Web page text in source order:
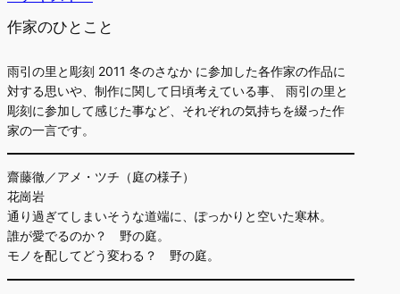
作家のひとこと
雨引の里と彫刻 2011 冬のさなか に参加した各作家の作品に
対する思いや、制作に関して日頃考えている事、 雨引の里と
彫刻に参加して感じた事など、それぞれの気持ちを綴った作
家の一言です。
齋藤徹／アメ・ツチ（庭の様子）
花崗岩
通り過ぎてしまいそうな道端に、ぽっかりと空いた寒林。
誰が愛でるのか？ 野の庭。
モノを配してどう変わる？ 野の庭。